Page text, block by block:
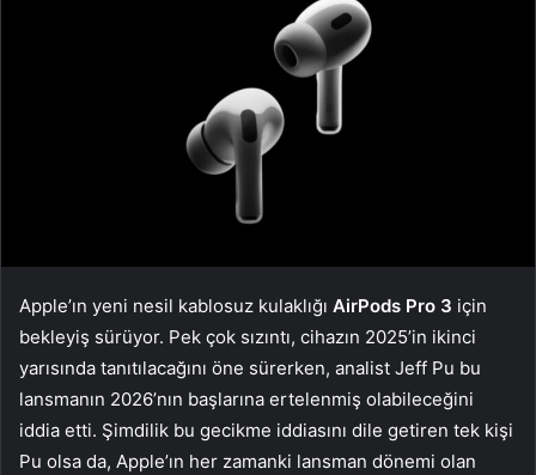
Apple’ın yeni nesil kablosuz kulaklığı AirPods Pro 3 için
bekleyiş sürüyor. Pek çok sızıntı, cihazın 2025’in ikinci
yarısında tanıtılacağını öne sürerken, analist Jeff Pu bu
lansmanın 2026’nın başlarına ertelenmiş olabileceğini
iddia etti. Şimdilik bu gecikme iddiasını dile getiren tek kişi
Pu olsa da, Apple’ın her zamanki lansman dönemi olan